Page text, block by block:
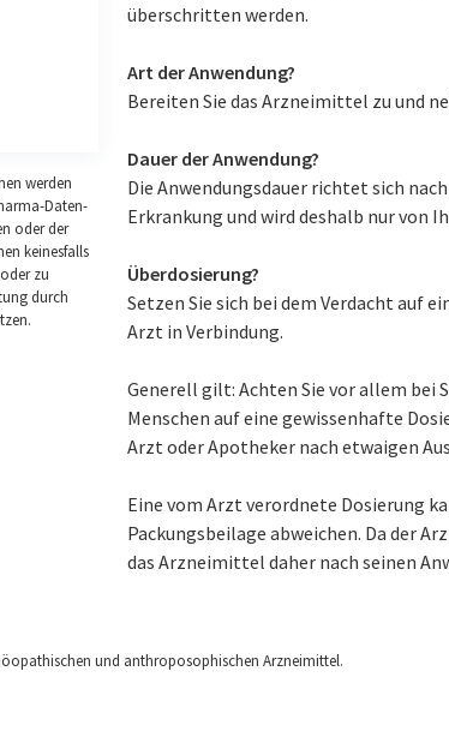
werden
Daten-
oder der
keinesfalls
zu
durch
überschritten werden.
Art der Anwendung?
Bereiten Sie das Arzneimittel zu und
Dauer der Anwendung?
Die Anwendungsdauer richtet sich
Erkrankung und wird deshalb nur von
Überdosierung?
Setzen Sie sich bei dem Verdacht auf
Arzt in Verbindung.
Generell gilt: Achten Sie vor allem bei
Menschen auf eine gewissenhafte
Arzt oder Apotheker nach etwaigen
Eine vom Arzt verordnete Dosierung
Packungsbeilage abweichen. Da der
das Arzneimittel daher nach seinen
und anthroposophischen Arzneimittel.